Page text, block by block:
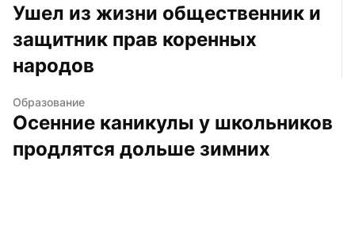
Ушел из жизни общественник и
защитник прав коренных
народов
Образование
Осенние каникулы у школьников
продлятся дольше зимних